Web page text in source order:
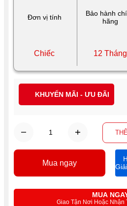
Đơn vị tính
Bảo hành
hãng
Chiếc 12 Tháng
MUA
Giao Tận Nơi Hoặc Nhận
Mua ngay
KHUYẾN MÃI - ƯU ĐÃI